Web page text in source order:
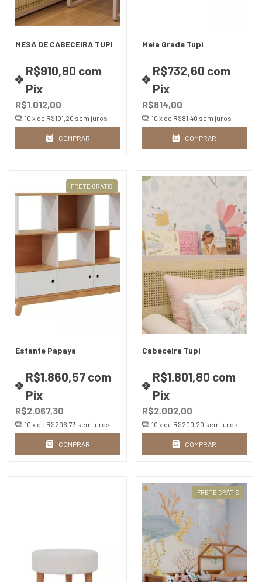
MESA DE CABECEIRA TUPI
R$1.012,00
R$910,80 com
Pix
10 x de R$101,20 sem juros
COMPRAR
Meia Grade Tupi
R$814,00
R$732,60 com
Pix
10 x de R$81,40 sem juros
COMPRAR
FRETE GRÁTIS
Estante Papaya
R$2.067,30
R$1.860,57 com
Pix
10 x de R$206,73 sem juros
COMPRAR
Cabeceira Tupi
R$2.002,00
R$1.801,80 com
Pix
10 x de R$200,20 sem juros
COMPRAR
FRETE GRÁTIS